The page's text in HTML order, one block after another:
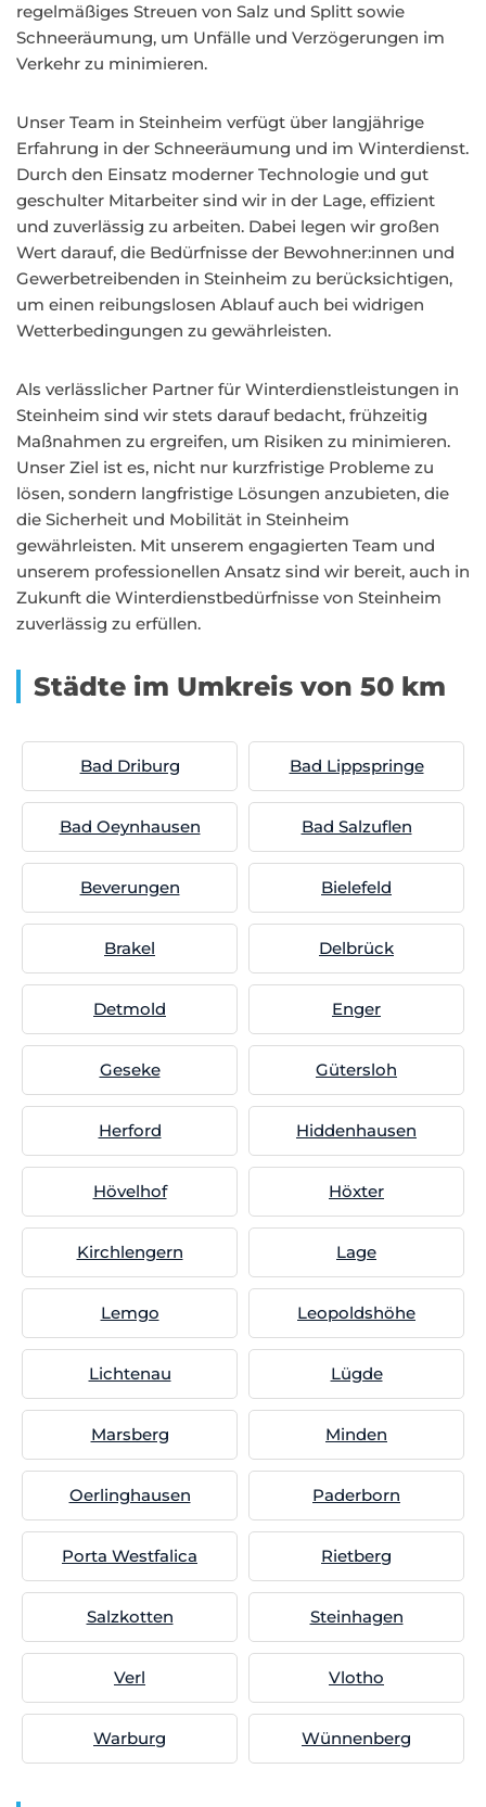
regelmäßiges Streuen von Salz und Splitt sowie
Schneeräumung, um Unfälle und Verzögerungen im
Verkehr zu minimieren.
Unser Team in Steinheim verfügt über langjährige
Erfahrung in der Schneeräumung und im Winterdienst.
Durch den Einsatz moderner Technologie und gut
geschulter Mitarbeiter sind wir in der Lage, effizient
und zuverlässig zu arbeiten. Dabei legen wir großen
Wert darauf, die Bedürfnisse der Bewohner:innen und
Gewerbetreibenden in Steinheim zu berücksichtigen,
um einen reibungslosen Ablauf auch bei widrigen
Wetterbedingungen zu gewährleisten.
Als verlässlicher Partner für Winterdienstleistungen in
Steinheim sind wir stets darauf bedacht, frühzeitig
Maßnahmen zu ergreifen, um Risiken zu minimieren.
Unser Ziel ist es, nicht nur kurzfristige Probleme zu
lösen, sondern langfristige Lösungen anzubieten, die
die Sicherheit und Mobilität in Steinheim
gewährleisten. Mit unserem engagierten Team und
unserem professionellen Ansatz sind wir bereit, auch in
Zukunft die Winterdienstbedürfnisse von Steinheim
zuverlässig zu erfüllen.
Städte im Umkreis von 50 km
Bad Driburg Bad Lippspringe
Bad Oeynhausen Bad Salzuflen
Beverungen Bielefeld
Brakel Delbrück
Detmold Enger
Geseke Gütersloh
Herford Hiddenhausen
Hövelhof Höxter
Kirchlengern Lage
Lemgo Leopoldshöhe
Lichtenau Lügde
Marsberg Minden
Oerlinghausen Paderborn
Porta Westfalica Rietberg
Salzkotten Steinhagen
Verl Vlotho
Warburg Wünnenberg